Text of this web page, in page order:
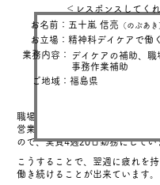
職場は一日7時間20分勤務、4週
営業）なのですが、土曜日は有
ので、実質4週20日勤務にしてい
こうすることで、翌週に疲れを持
働き続けることが出来ています。
＜レスポンスしてく
お名前：五十嵐 信亮 （のぶあき
お立場：精神科デイケアで働く
ご地域：福島県
デイケアの補助、職
事務作業補助
業務内容：